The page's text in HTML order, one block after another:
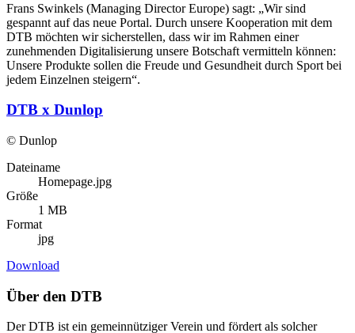
Frans Swinkels (Managing Director Europe) sagt: „Wir sind
gespannt auf das neue Portal. Durch unsere Kooperation mit dem
DTB möchten wir sicherstellen, dass wir im Rahmen einer
zunehmenden Digitalisierung unsere Botschaft vermitteln können:
Unsere Produkte sollen die Freude und Gesundheit durch Sport bei
jedem Einzelnen steigern“.
DTB x Dunlop
© Dunlop
Dateiname
Homepage.jpg
Größe
1 MB
Format
jpg
Download
Über den DTB
Der DTB ist ein gemeinnütziger Verein und fördert als solcher